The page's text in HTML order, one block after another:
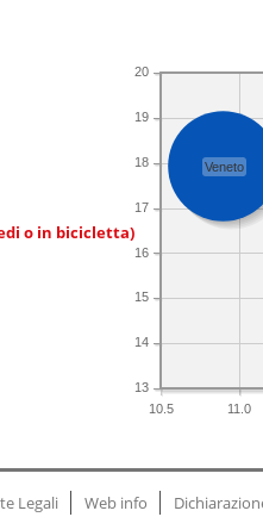
o in bicicletta)
10.5 11.0
13
14
15
16
17
18
19
20
Veneto
Legali Web info